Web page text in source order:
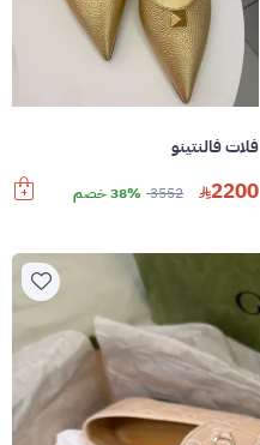
فلات فالنتينو
2200
3552 38% خصم